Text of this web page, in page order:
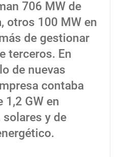
706 MW de
otros 100 MW en
de gestionar
terceros. En
de nuevas
contaba
1,2 GW en
y de